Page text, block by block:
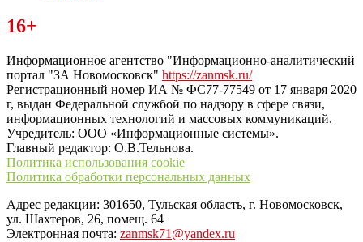
Читайте последние новости дня в Тульской области на сайте
16+
Информационное агентство "Информационно-аналитический
портал "ЗА Новомосковск" https://zanmsk.ru/
Регистрационный номер ИА № ФС77-77549 от 17 января 2020
г, выдан Федеральной службой по надзору в сфере связи,
информационных технологий и массовых коммуникаций.
Учредитель: ООО «Информационные системы».
Главный редактор: О.В.Тельнова.
Политика использования cookie
Политика обработки персональных данных
Адрес редакции: 301650, Тульская область, г. Новомосковск,
ул. Шахтеров, 26, помещ. 64
Электронная почта: zanmsk71@yandex.ru